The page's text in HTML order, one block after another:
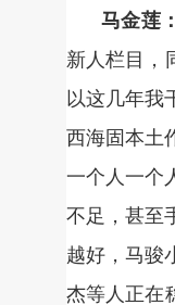
马金莲
新人栏目，
以这几年我
西海固本土
一个人一个
不足，甚至
越好，马骏
杰等人正在